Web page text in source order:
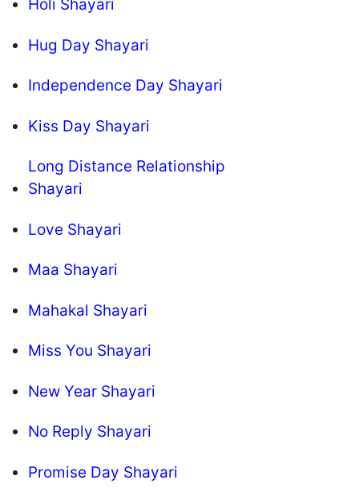
Holi Shayari
Hug Day Shayari
Independence Day Shayari
Kiss Day Shayari
Long Distance Relationship
Shayari
Love Shayari
Maa Shayari
Mahakal Shayari
Miss You Shayari
New Year Shayari
No Reply Shayari
Promise Day Shayari